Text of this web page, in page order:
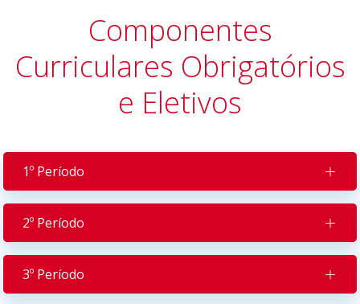
Componentes
Curriculares Obrigatórios
e Eletivos
1º Período
2º Período
3º Período